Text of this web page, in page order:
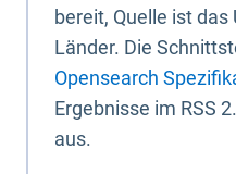
bereit, Quelle ist
Länder. Die
Opensearch
Ergebnisse im RSS
aus.